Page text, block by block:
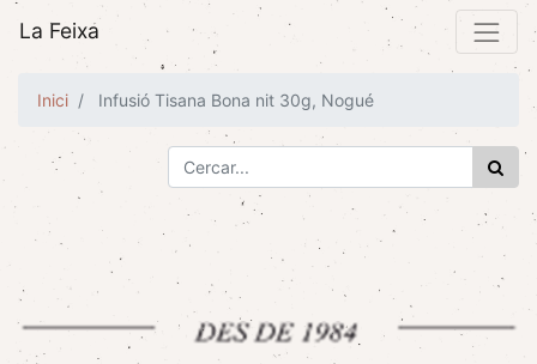
La Feixa
Inici Infusió Tisana Bona nit 30g, Nogué